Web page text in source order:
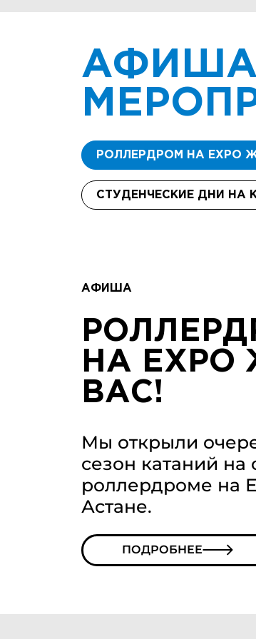
АФИША
РОЛЛЕРДРОМ НА EXPO
СТУДЕНЧЕСКИЕ ДНИ НА
АФИША
НА
ВАС!
Мы открыли
сезон катаний на
роллердроме на
Астане.
ПОДРОБНЕЕ